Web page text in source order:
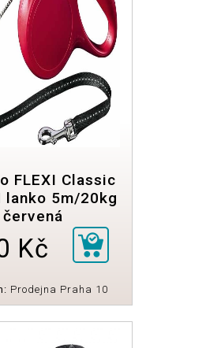
FLEXI Classic
lanko 5m/20kg
červená
Kč
Prodejna Praha 10